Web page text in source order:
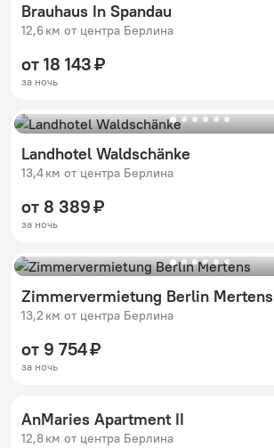
Brauhaus In Spandau
12,6 км от центра Берлина
от 18 143 ₽
за ночь
Landhotel Waldschänke
13,4 км от центра Берлина
от 8 389 ₽
за ночь
Zimmervermietung Berlin Mertens
13,2 км от центра Берлина
от 9 754 ₽
за ночь
AnMaries Apartment II
12,8 км от центра Берлина